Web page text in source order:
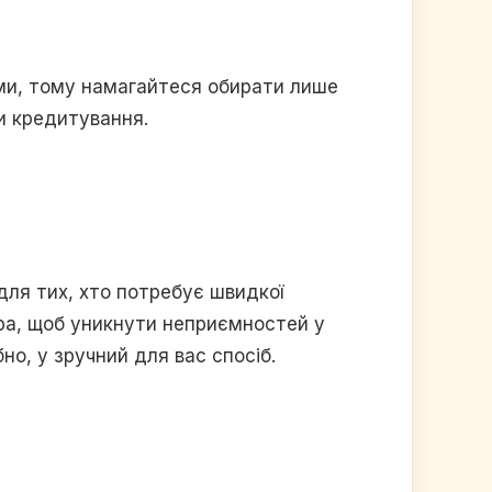
тому намагайтеся обирати лише
кредитування.
тих, хто потребує швидкої
щоб уникнути неприємностей у
у зручний для вас спосіб.